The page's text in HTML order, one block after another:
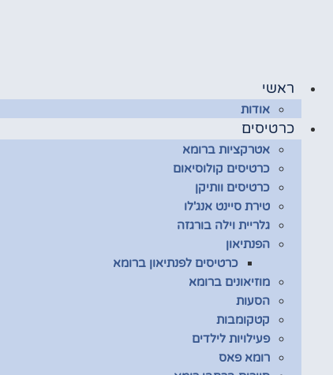
ראשי
אודות
כרטיסים
אטרקציות ברומא
כרטיסים קולוסיאום
כרטיסים וותיקן
טירת סיינט אנג'לו
גלריית וילה בורגזה
הפנתיאון
כרטיסים לפנתיאון ברומא
מוזיאונים ברומא
הסעות
קטקומבות
פעילויות לילדים
רומא פאס